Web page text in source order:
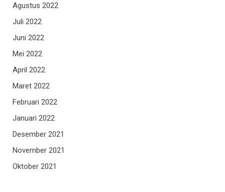
Agustus 2022
Juli 2022
Juni 2022
Mei 2022
April 2022
Maret 2022
Februari 2022
Januari 2022
Desember 2021
November 2021
Oktober 2021